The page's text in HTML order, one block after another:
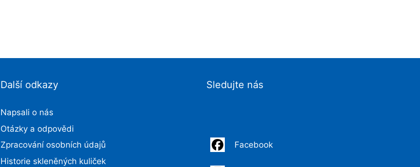
Další odkazy
Napsali o nás
Otázky a odpovědi
Zpracování osobních údajů
Historie skleněných kuliček
Sledujte nás
Facebook